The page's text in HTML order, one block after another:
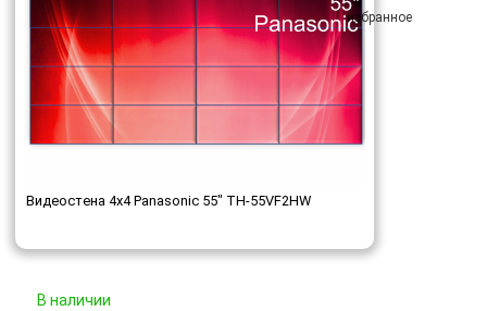
Видеостена 4x4 Panasonic 55" TH-55VF2HW
В наличии